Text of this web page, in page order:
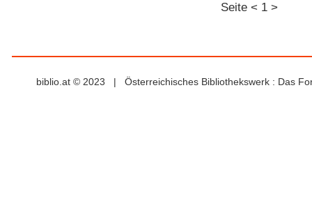
Seite < 1 >
biblio.at © 2023 | Österreichisches Bibliothekswerk : Das